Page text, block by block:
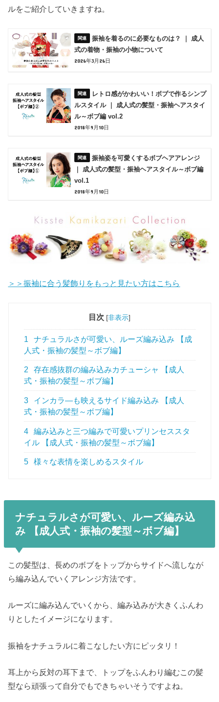
ルをご紹介していきますね。
振袖を着るのに必要なものは？ ｜ 成人
式の着物・振袖の小物について
2026年3月26日
レトロ感がかわいい！ボブで作るシンプ
ルスタイル ｜ 成人式の髪型・振袖ヘアスタイ
ル～ボブ編 vol.2
2018年9月10日
振袖姿を可愛くするボブヘアアレンジ
｜ 成人式の髪型・振袖ヘアスタイル～ボブ編
vol.1
2018年9月10日
＞＞振袖に合う髪飾りをもっと見たい方はこちら
目次 [非表示]
1
ナチュラルさが可愛い、ルーズ編み込み 【成
人式・振袖の髪型～ボブ編】
2
存在感抜群の編み込みカチューシャ 【成人
式・振袖の髪型～ボブ編】
3
インカラ―も映えるサイド編み込み 【成人
式・振袖の髪型～ボブ編】
4
編み込みと三つ編みで可愛いプリンセススタ
イル 【成人式・振袖の髪型～ボブ編】
5 様々な表情を楽しめるスタイル
ナチュラルさが可愛い、ルーズ編み込
み 【成人式・振袖の髪型～ボブ編】
この髪型は、長めのボブをトップからサイドへ流しなが
ら編み込んでいくアレンジ方法です。
ルーズに編み込んでいくから、編み込みが大きくふんわ
りとしたイメージになります。
振袖をナチュラルに着こなしたい方にピッタリ！
耳上から反対の耳下まで、トップをふんわり編むこの髪
型なら頑張って自分でもできちゃいそうですよね。